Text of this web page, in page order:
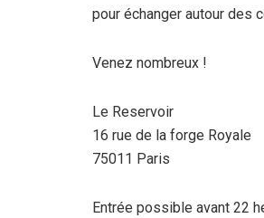
pour échanger autour des
Venez nombreux !
Le Reservoir
16 rue de la forge Royale
75011 Paris
Entrée possible avant 22